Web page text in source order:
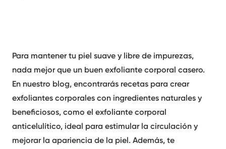
Para mantener tu piel suave y libre de impurezas,
nada mejor que un buen exfoliante corporal casero.
En nuestro blog, encontrarás recetas para crear
exfoliantes corporales con ingredientes naturales y
beneficiosos, como el exfoliante corporal
anticelulítico, ideal para estimular la circulación y
mejorar la apariencia de la piel. Además, te